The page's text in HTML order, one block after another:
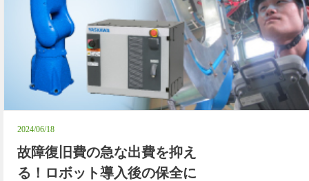
2024/06/18
故障復旧費の急な出費を抑え
る！ロボット導入後の保全に